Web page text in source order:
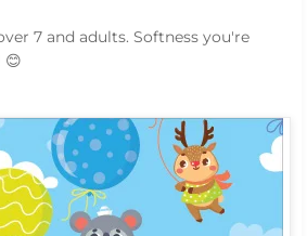
7 and adults. Softness you're
😊